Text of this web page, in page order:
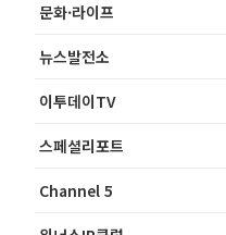
문화·라이프
뉴스발전소
이투데이TV
스페셜리포트
Channel 5